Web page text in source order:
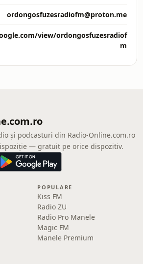
ordongosfuzesradiofm@proton.me
view/ordongosfuzesradiof
m
și podcasturi din Radio-Online.com.ro
— gratuit pe orice dispozitiv.
POPULARE
Kiss FM
Radio ZU
Radio Pro Manele
Magic FM
Manele Premium